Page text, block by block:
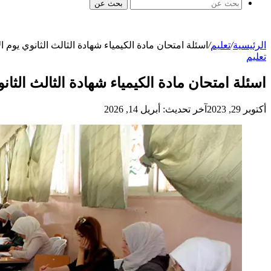
بحث عن
الرئيسية/تعليم/ اسئلة امتحان مادة الكيمياء شهادة الثالث الثانوي يوم الإثنين 26 حزيران 2023 في
تعليم
اسئلة امتحان مادة الكيمياء شهادة الثالث الثانوي يوم الإثنين 26
أكتوبر 29, 2023 آخر تحديث: أبريل 14, 2026